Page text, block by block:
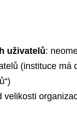
uživatelů:
(instituce má
velikosti